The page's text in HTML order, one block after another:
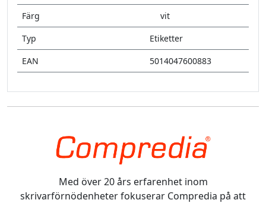
Färg
vit
Typ
Etiketter
EAN
5014047600883
Med över 20 års erfarenhet inom
skrivarförnödenheter fokuserar Compredia på att